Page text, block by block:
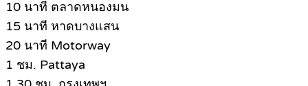
10 นาที ตลาดหนองมน
15 นาที หาดบางแสน
20 นาที Motorway
1 ชม. Pattaya